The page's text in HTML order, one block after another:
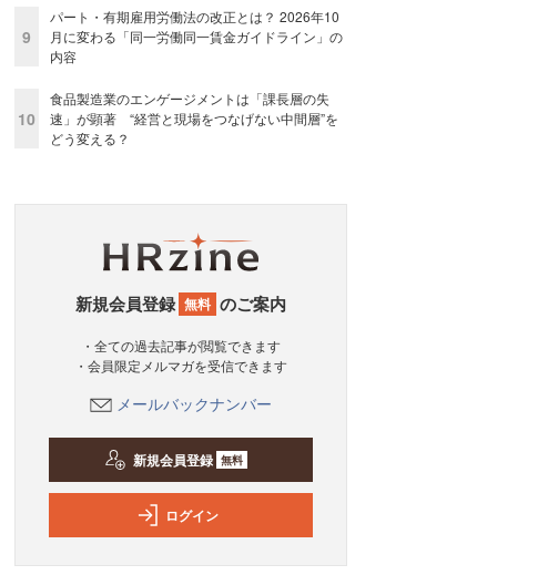
9
パート・有期雇用労働法の改正とは？ 2026年10
月に変わる「同一労働同一賃金ガイドライン」の
内容
10
食品製造業のエンゲージメントは「課長層の失
速」が顕著 “経営と現場をつなげない中間層”を
どう変える？
新規会員登録 無料 のご案内
・全ての過去記事が閲覧できます
・会員限定メルマガを受信できます
メールバックナンバー
新規会員登録 無料
ログイン